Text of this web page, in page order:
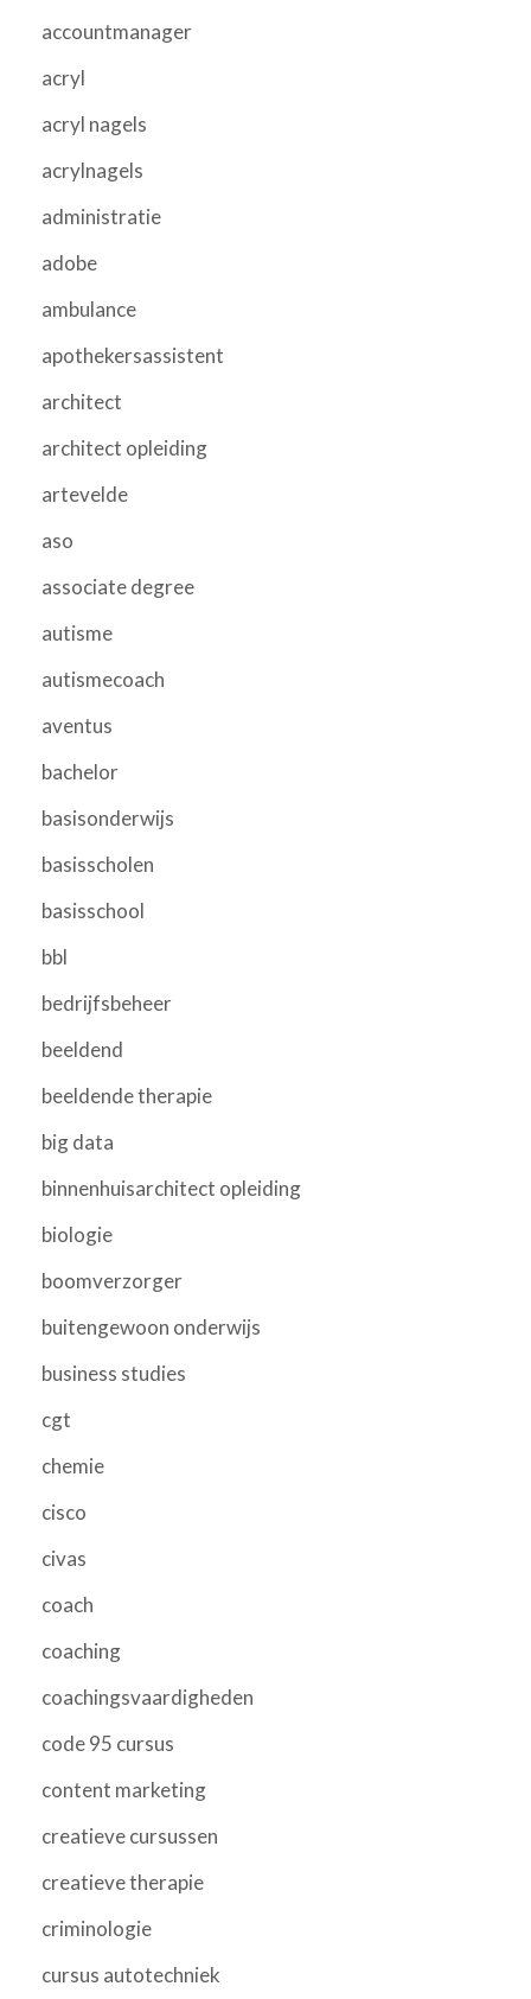
accountmanager
acryl
acryl nagels
acrylnagels
administratie
adobe
ambulance
apothekersassistent
architect
architect opleiding
artevelde
aso
associate degree
autisme
autismecoach
aventus
bachelor
basisonderwijs
basisscholen
basisschool
bbl
bedrijfsbeheer
beeldend
beeldende therapie
big data
binnenhuisarchitect opleiding
biologie
boomverzorger
buitengewoon onderwijs
business studies
cgt
chemie
cisco
civas
coach
coaching
coachingsvaardigheden
code 95 cursus
content marketing
creatieve cursussen
creatieve therapie
criminologie
cursus autotechniek